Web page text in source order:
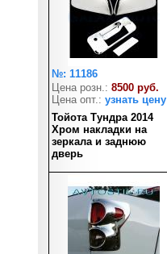
№: 11186
Цена розн.: 8500 руб.
Цена опт.: узнать цену
Тойота Тундра 2014
Хром накладки на
зеркала и заднюю
дверь